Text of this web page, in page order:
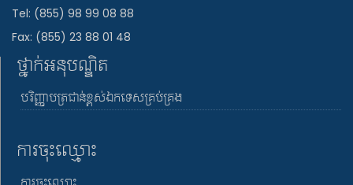
Tel: (855) 98 99 08 88
Fax: (855) 23 88 01 48
ថ្នាក់អនុបណ្ឌិត
បរិញ្ញាបត្រជាន់ខ្ពស់ឯកទេសគ្រប់គ្រង
ការចុះឈ្មោះ